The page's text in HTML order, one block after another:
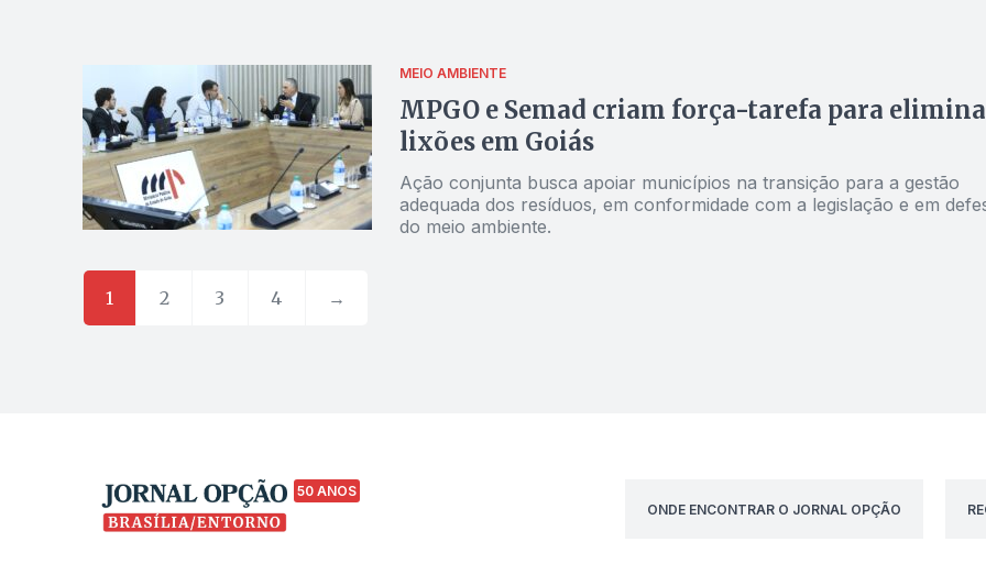
MEIO AMBIENTE
MPGO e Semad criam força-tarefa para
lixões em Goiás
Ação conjunta busca apoiar municípios na transição para a gestão
adequada dos resíduos, em conformidade com a legislação e em
do meio ambiente.
1 2 3 4 →
50 ANOS
ONDE ENCONTRAR O JORNAL OPÇÃO